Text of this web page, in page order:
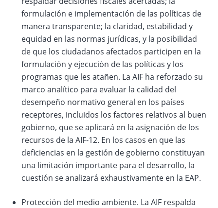
formulación e implementación de las políticas de
manera transparente; la claridad, estabilidad y
equidad en las normas jurídicas, y la posibilidad
de que los ciudadanos afectados participen en la
formulación y ejecución de las políticas y los
programas que les atañen. La AIF ha reforzado su
marco analítico para evaluar la calidad del
desempeño normativo general en los países
receptores, incluidos los factores relativos al buen
gobierno, que se aplicará en la asignación de los
recursos de la AIF-12. En los casos en que las
deficiencias en la gestión de gobierno constituyan
una limitación importante para el desarrollo, la
cuestión se analizará exhaustivamente en la EAP.
Protección del medio ambiente. La AIF respalda